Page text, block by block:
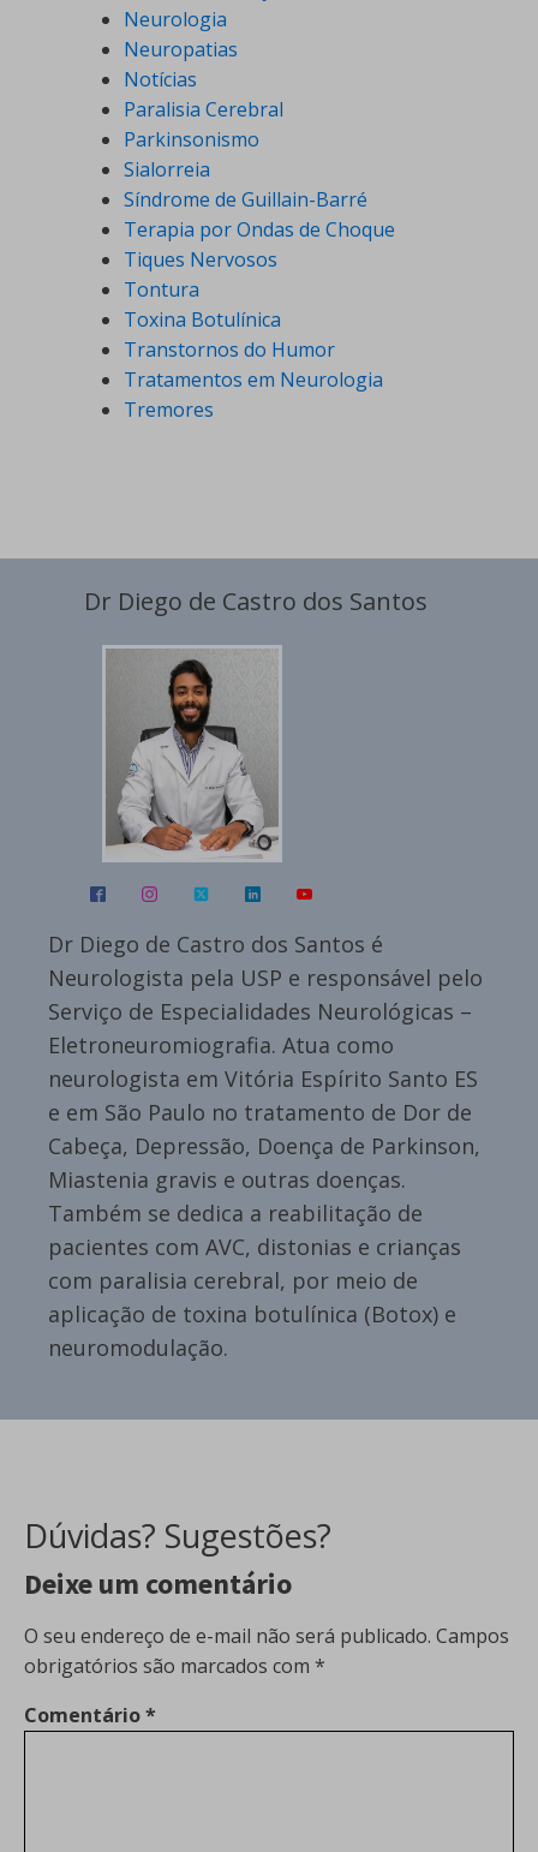
Neurologia
Neuropatias
Notícias
Paralisia Cerebral
Parkinsonismo
Sialorreia
Síndrome de Guillain-Barré
Terapia por Ondas de Choque
Tiques Nervosos
Tontura
Toxina Botulínica
Transtornos do Humor
Tratamentos em Neurologia
Tremores
Dr Diego de Castro dos Santos
Dr Diego de Castro dos Santos é
Neurologista pela USP e responsável pelo
Serviço de Especialidades Neurológicas –
Eletroneuromiografia. Atua como
neurologista em Vitória Espírito Santo ES
e em São Paulo no tratamento de Dor de
Cabeça, Depressão, Doença de Parkinson,
Miastenia gravis e outras doenças.
Também se dedica a reabilitação de
pacientes com AVC, distonias e crianças
com paralisia cerebral, por meio de
aplicação de toxina botulínica (Botox) e
neuromodulação.
Dúvidas? Sugestões?
Deixe um comentário
O seu endereço de e-mail não será publicado. Campos
obrigatórios são marcados com *
Comentário*